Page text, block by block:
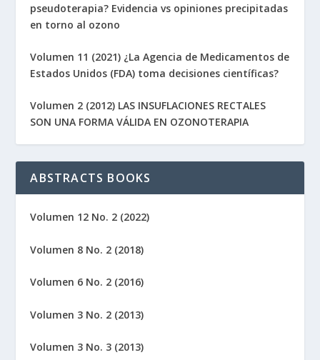
pseudoterapia? Evidencia vs opiniones precipitadas
en torno al ozono
Volumen 11 (2021) ¿La Agencia de Medicamentos de
Estados Unidos (FDA) toma decisiones científicas?
Volumen 2 (2012) LAS INSUFLACIONES RECTALES
SON UNA FORMA VÁLIDA EN OZONOTERAPIA
ABSTRACTS BOOKS
Volumen 12 No. 2 (2022)
Volumen 8 No. 2 (2018)
Volumen 6 No. 2 (2016)
Volumen 3 No. 2 (2013)
Volumen 3 No. 3 (2013)